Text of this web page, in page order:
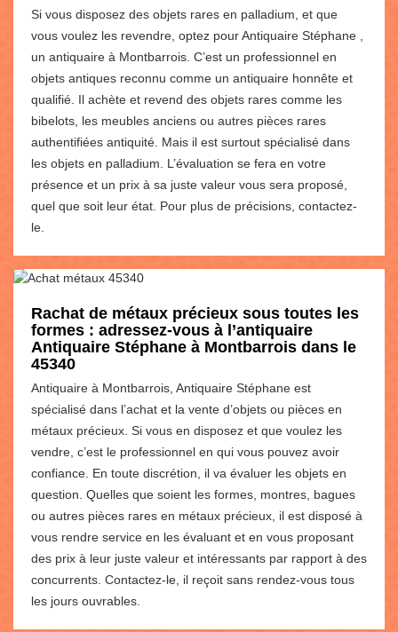
Si vous disposez des objets rares en palladium, et que
vous voulez les revendre, optez pour Antiquaire Stéphane ,
un antiquaire à Montbarrois. C’est un professionnel en
objets antiques reconnu comme un antiquaire honnête et
qualifié. Il achète et revend des objets rares comme les
bibelots, les meubles anciens ou autres pièces rares
authentifiées antiquité. Mais il est surtout spécialisé dans
les objets en palladium. L’évaluation se fera en votre
présence et un prix à sa juste valeur vous sera proposé,
quel que soit leur état. Pour plus de précisions, contactez-
le.
Rachat de métaux précieux sous toutes les
formes : adressez-vous à l’antiquaire
Antiquaire Stéphane à Montbarrois dans le
45340
Antiquaire à Montbarrois, Antiquaire Stéphane est
spécialisé dans l’achat et la vente d’objets ou pièces en
métaux précieux. Si vous en disposez et que voulez les
vendre, c’est le professionnel en qui vous pouvez avoir
confiance. En toute discrétion, il va évaluer les objets en
question. Quelles que soient les formes, montres, bagues
ou autres pièces rares en métaux précieux, il est disposé à
vous rendre service en les évaluant et en vous proposant
des prix à leur juste valeur et intéressants par rapport à des
concurrents. Contactez-le, il reçoit sans rendez-vous tous
les jours ouvrables.